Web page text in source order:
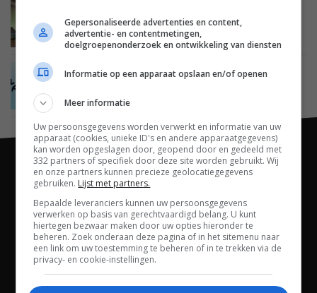
Philips Hue en WiZ worden compatibel met de
nieuwe standaard Matter
NIEUWS SMARTHOME ALGEMEEN 12 MEI 2021
Matter: verschijnt eind 2021
Channels
Gepersonaliseerde advertenties en content,
advertentie- en contentmetingen,
doelgroepenonderzoek en ontwikkeling van diensten
Informatie op een apparaat opslaan en/of openen
Meer informatie
Uw persoonsgegevens worden verwerkt en informatie van uw
apparaat (cookies, unieke ID's en andere apparaatgegevens)
kan worden opgeslagen door, geopend door en gedeeld met
332 partners of specifiek door deze site worden gebruikt. Wij
en onze partners kunnen precieze geolocatiegegevens
gebruiken. Lijst met partners.
Bepaalde leveranciers kunnen uw persoonsgegevens
verwerken op basis van gerechtvaardigd belang. U kunt
hiertegen bezwaar maken door uw opties hieronder te
beheren. Zoek onderaan deze pagina of in het sitemenu naar
een link om uw toestemming te beheren of in te trekken via de
privacy- en cookie-instellingen.